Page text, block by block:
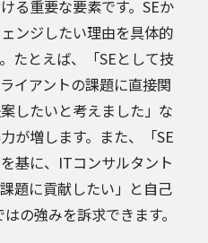
る重要な要素です。SEか
ンジしたい理由を具体的
たとえば、「SEとして技
イアントの課題に直接関
したいと考えました」な
が増します。また、「SE
基に、ITコンサルタント
題に貢献したい」と自己
の強みを訴求できます。